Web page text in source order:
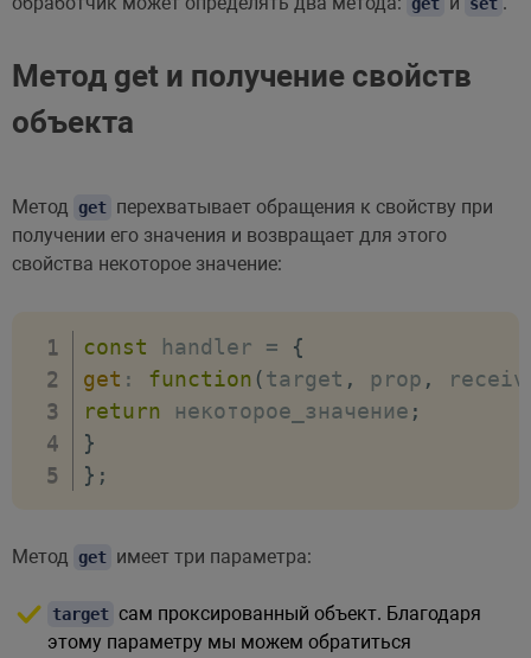
Метод get и получение свойств
объекта
Метод get перехватывает обращения к свойству при
получении его значения и возвращает для этого
свойства некоторое значение:
const handler =
{
get : function (target , prop ,
return некоторое_значение ;
}
} ;
Метод get имеет три параметра:
target сам проксированный объект. Благодаря
этому параметру мы можем обратиться